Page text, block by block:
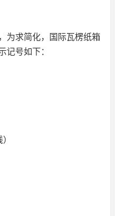
为求简化，国际瓦楞纸箱
记号如下：